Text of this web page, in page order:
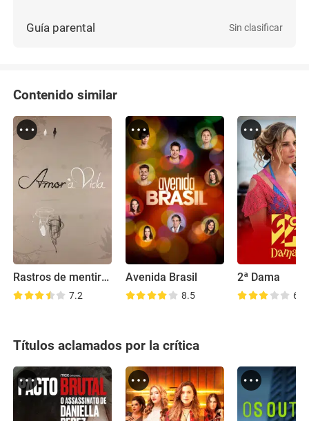
Guía parental Sin clasificar
Contenido similar
Rastros de mentiras
7.2
Avenida Brasil
8.5
2ª Dama
6.7
Títulos aclamados por la crítica